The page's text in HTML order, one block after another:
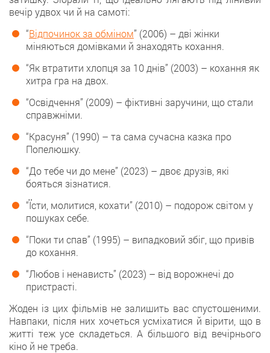
вечір удвох чи й на самоті:
“Відпочинок за обміном” (2006) – дві жінки
міняються домівками й знаходять кохання.
“Як втратити хлопця за 10 днів” (2003) – кохання як
хитра гра на двох.
“Освідчення” (2009) – фіктивні заручини, що стали
справжніми.
“Красуня” (1990) – та сама сучасна казка про
Попелюшку.
“До тебе чи до мене” (2023) – двоє друзів, які
бояться зізнатися.
“Їсти, молитися, кохати” (2010) – подорож світом у
пошуках себе.
“Поки ти спав” (1995) – випадковий збіг, що привів
до кохання.
“Любов і ненависть” (2023) – від ворожнечі до
пристрасті.
Жоден із цих фільмів не залишить вас спустошеними.
Навпаки, після них хочеться усміхатися й вірити, що в
житті теж усе складеться. А більшого від вечірнього
кіно й не треба.